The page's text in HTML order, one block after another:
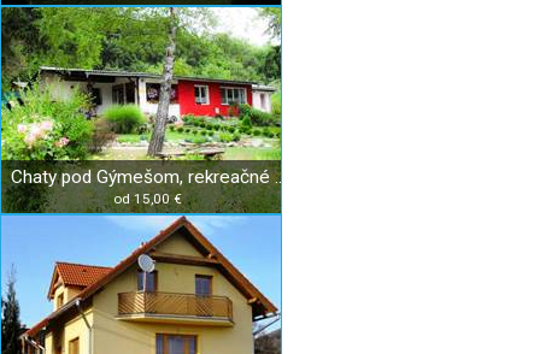
Chaty pod Gýmešom, rekreačné zariadenie
od 15,00 €